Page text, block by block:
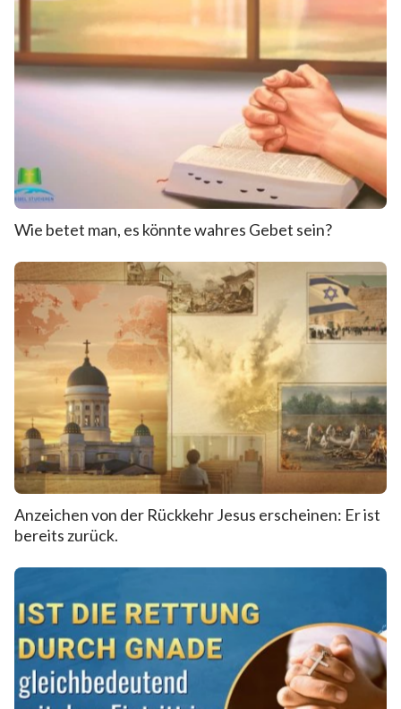
Wie betet man, es könnte wahres Gebet sein?
Anzeichen von der Rückkehr Jesus erscheinen: Er ist
bereits zurück.